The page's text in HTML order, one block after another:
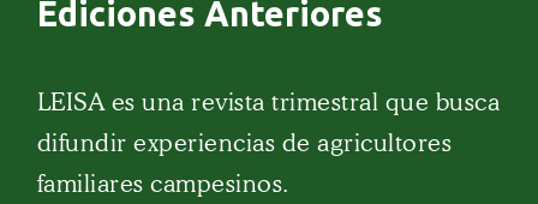
Ediciones Anteriores
LEISA es una revista trimestral que busca
difundir experiencias de agricultores
familiares campesinos.